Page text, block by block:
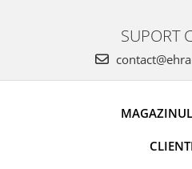
SUPORT